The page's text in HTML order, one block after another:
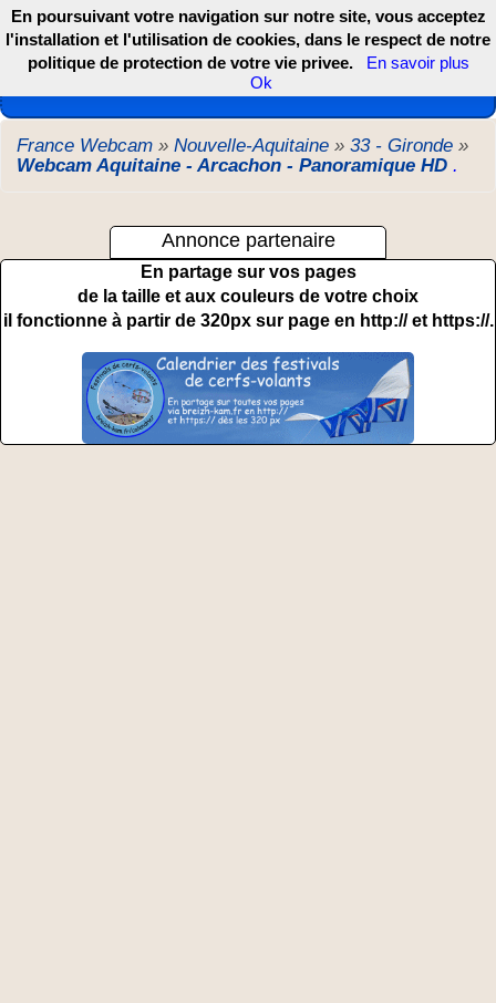
Les webcams de France, DOM TOM et COM
France Webcam » Nouvelle-Aquitaine » 33 - Gironde »
Webcam Aquitaine - Arcachon - Panoramique HD .
Annonce partenaire
En partage sur vos pages
de la taille et aux couleurs de votre choix
il fonctionne à partir de 320px sur page en http:// et https://.
En poursuivant votre navigation sur notre site, vous acceptez
l'installation et l'utilisation de cookies, dans le respect de notre
politique de protection de votre vie privee.
En savoir plus
Ok